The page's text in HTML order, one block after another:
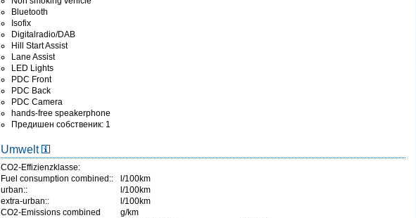
Bluetooth
Isofix
Digitalradio/DAB
Hill Start Assist
Lane Assist
LED Lights
PDC Front
PDC Back
PDC Camera
hands-free speakerphone
Предишен собственик: 1
Umwelt
CO2-Effizienzklasse:
Fuel consumption combined::
l/100km
urban::
l/100km
extra-urban::
l/100km
CO2-Emissions combined
g/km